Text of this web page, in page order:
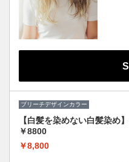
ブリーチデザインカラー
【白髪を染めない白髪染め
￥8800
￥8,800